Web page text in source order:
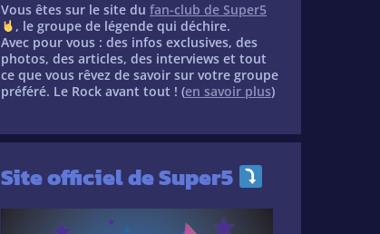
Vous êtes sur le site du fan-club de Super5
, le groupe de légende qui déchire.
Avec pour vous : des infos exclusives, des
photos, des articles, des interviews et tout
ce que vous rêvez de savoir sur votre groupe
préféré. Le Rock avant tout ! (en savoir plus)
Site officiel de Super5